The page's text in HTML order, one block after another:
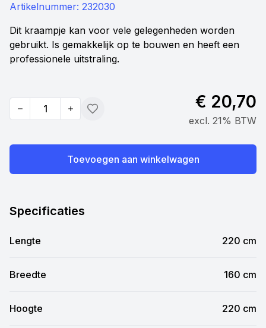
Artikelnummer: 232030
Dit kraampje kan voor vele gelegenheden worden
gebruikt. Is gemakkelijk op te bouwen en heeft een
professionele uitstraling.
Quantity Toevoegen
€ 20,70
excl. 21% BTW
Toevoegen aan winkelwagen
Specificaties
Lengte 220 cm
Breedte 160 cm
Hoogte 220 cm